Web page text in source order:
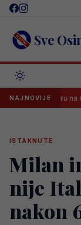
Skip
content Sve
NAJNOVIJEna Grbavici!
ISTAKNUTE
Milan
nije
nakon